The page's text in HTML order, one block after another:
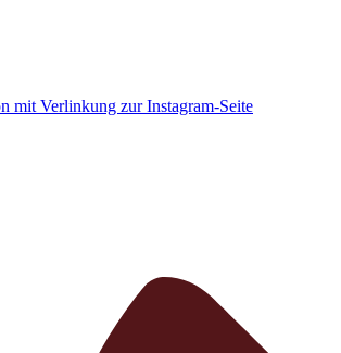
mit Verlinkung zur Instagram-Seite